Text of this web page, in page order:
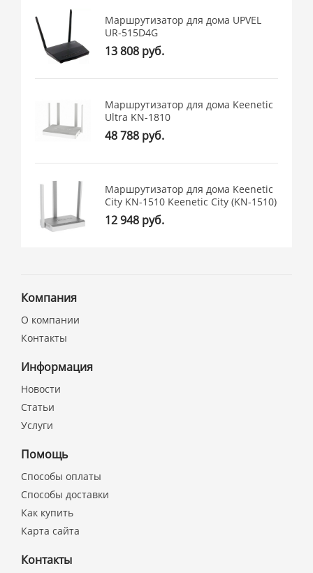
Маршрутизатор для дома UPVEL
UR-515D4G
13 808 руб.
Маршрутизатор для дома Keenetic
Ultra KN-1810
48 788 руб.
Маршрутизатор для дома Keenetic
City KN-1510 Keenetic City (KN-1510)
12 948 руб.
Компания
О компании
Контакты
Информация
Новости
Статьи
Услуги
Помощь
Способы оплаты
Способы доставки
Как купить
Карта сайта
Контакты